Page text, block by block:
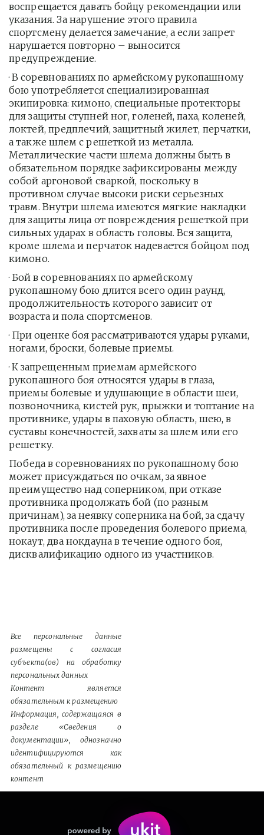
воспрещается давать бойцу рекомендации или
указания. За нарушение этого правила
спортсмену делается замечание, а если запрет
нарушается повторно – выносится
предупреждение.
· В соревнованиях по армейскому рукопашному
бою употребляется специализированная
экипировка: кимоно, специальные протекторы
для защиты ступней ног, голеней, паха, коленей,
локтей, предплечий, защитный жилет, перчатки,
а также шлем с решеткой из металла.
Металлические части шлема должны быть в
обязательном порядке зафиксированы между
собой аргоновой сваркой, поскольку в
противном случае высоки риски серьезных
травм. Внутри шлема имеются мягкие накладки
для защиты лица от повреждения решеткой при
сильных ударах в область головы. Вся защита,
кроме шлема и перчаток надевается бойцом под
кимоно.
· Бой в соревнованиях по армейскому
рукопашному бою длится всего один раунд,
продолжительность которого зависит от
возраста и пола спортсменов.
· При оценке боя рассматриваются удары руками,
ногами, броски, болевые приемы.
· К запрещенным приемам армейского
рукопашного боя относятся удары в глаза,
приемы болевые и удушающие в области шеи,
позвоночника, кистей рук, прыжки и топтание на
противнике, удары в паховую область, шею, в
суставы конечностей, захваты за шлем или его
решетку.
Победа в соревнованиях по рукопашному бою
может присуждаться по очкам, за явное
преимущество над соперником, при отказе
противника продолжать бой (по разным
причинам), за неявку соперника на бой, за сдачу
противника после проведения болевого приема,
нокаут, два нокдауна в течение одного боя,
дисквалификацию одного из участников.
Все персональные данные
размещены с согласия
субъекта(ов) на обработку
персональных данных
Контент является
обязательным к размещению
Информация, содержащаяся в
разделе «Сведения о
документации», однозначно
идентифицируются как
обязательный к размещению
контент